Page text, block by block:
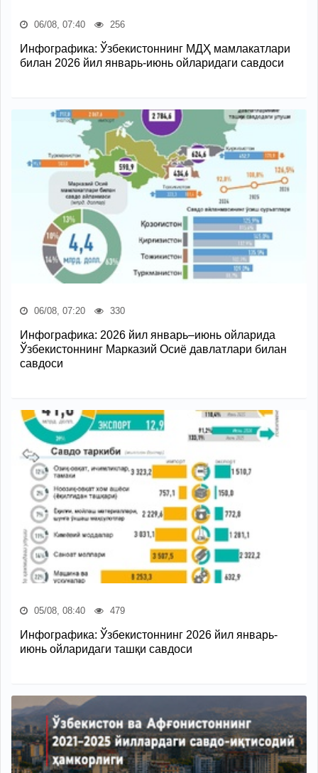
06/08, 07:40 256
Инфографика: Ўзбекистоннинг МДҲ мамлакатлари
билан 2026 йил январь-июнь ойларидаги савдоси
06/08, 07:20 330
Инфографика: 2026 йил январь–июнь ойларида
Ўзбекистоннинг Марказий Осиё давлатлари билан
савдоси
05/08, 08:40 479
Инфографика: Ўзбекистоннинг 2026 йил январь-
июнь ойларидаги ташқи савдоси